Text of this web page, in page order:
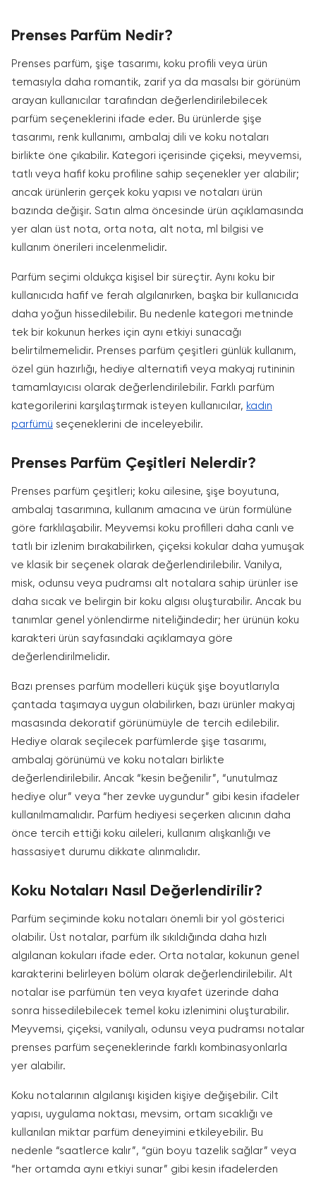
Prenses Parfüm Nedir?
Prenses parfüm, şişe tasarımı, koku profili veya ürün
temasıyla daha romantik, zarif ya da masalsı bir görünüm
arayan kullanıcılar tarafından değerlendirilebilecek
parfüm seçeneklerini ifade eder. Bu ürünlerde şişe
tasarımı, renk kullanımı, ambalaj dili ve koku notaları
birlikte öne çıkabilir. Kategori içerisinde çiçeksi, meyvemsi,
tatlı veya hafif koku profiline sahip seçenekler yer alabilir;
ancak ürünlerin gerçek koku yapısı ve notaları ürün
bazında değişir. Satın alma öncesinde ürün açıklamasında
yer alan üst nota, orta nota, alt nota, ml bilgisi ve
kullanım önerileri incelenmelidir.
Parfüm seçimi oldukça kişisel bir süreçtir. Aynı koku bir
kullanıcıda hafif ve ferah algılanırken, başka bir kullanıcıda
daha yoğun hissedilebilir. Bu nedenle kategori metninde
tek bir kokunun herkes için aynı etkiyi sunacağı
belirtilmemelidir. Prenses parfüm çeşitleri günlük kullanım,
özel gün hazırlığı, hediye alternatifi veya makyaj rutininin
tamamlayıcısı olarak değerlendirilebilir. Farklı parfüm
kategorilerini karşılaştırmak isteyen kullanıcılar, kadın
parfümü seçeneklerini de inceleyebilir.
Prenses Parfüm Çeşitleri Nelerdir?
Prenses parfüm çeşitleri; koku ailesine, şişe boyutuna,
ambalaj tasarımına, kullanım amacına ve ürün formülüne
göre farklılaşabilir. Meyvemsi koku profilleri daha canlı ve
tatlı bir izlenim bırakabilirken, çiçeksi kokular daha yumuşak
ve klasik bir seçenek olarak değerlendirilebilir. Vanilya,
misk, odunsu veya pudramsı alt notalara sahip ürünler ise
daha sıcak ve belirgin bir koku algısı oluşturabilir. Ancak bu
tanımlar genel yönlendirme niteliğindedir; her ürünün koku
karakteri ürün sayfasındaki açıklamaya göre
değerlendirilmelidir.
Bazı prenses parfüm modelleri küçük şişe boyutlarıyla
çantada taşımaya uygun olabilirken, bazı ürünler makyaj
masasında dekoratif görünümüyle de tercih edilebilir.
Hediye olarak seçilecek parfümlerde şişe tasarımı,
ambalaj görünümü ve koku notaları birlikte
değerlendirilebilir. Ancak “kesin beğenilir”, “unutulmaz
hediye olur” veya “her zevke uygundur” gibi kesin ifadeler
kullanılmamalıdır. Parfüm hediyesi seçerken alıcının daha
önce tercih ettiği koku aileleri, kullanım alışkanlığı ve
hassasiyet durumu dikkate alınmalıdır.
Koku Notaları Nasıl Değerlendirilir?
Parfüm seçiminde koku notaları önemli bir yol gösterici
olabilir. Üst notalar, parfüm ilk sıkıldığında daha hızlı
algılanan kokuları ifade eder. Orta notalar, kokunun genel
karakterini belirleyen bölüm olarak değerlendirilebilir. Alt
notalar ise parfümün ten veya kıyafet üzerinde daha
sonra hissedilebilecek temel koku izlenimini oluşturabilir.
Meyvemsi, çiçeksi, vanilyalı, odunsu veya pudramsı notalar
prenses parfüm seçeneklerinde farklı kombinasyonlarla
yer alabilir.
Koku notalarının algılanışı kişiden kişiye değişebilir. Cilt
yapısı, uygulama noktası, mevsim, ortam sıcaklığı ve
kullanılan miktar parfüm deneyimini etkileyebilir. Bu
nedenle “saatlerce kalır”, “gün boyu tazelik sağlar” veya
“her ortamda aynı etkiyi sunar” gibi kesin ifadelerden